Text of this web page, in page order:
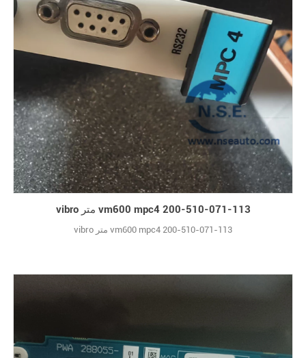
vibro متر vm600 mpc4 200-510-071-113
vibro متر vm600 mpc4 200-510-071-113